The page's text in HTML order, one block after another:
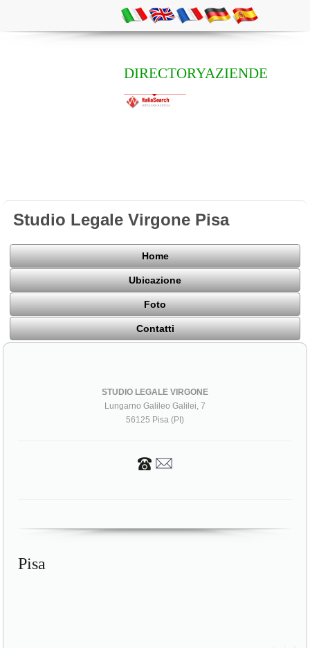
DIRECTORYAZIENDE
Studio Legale Virgone Pisa
Home
Ubicazione
Foto
Contatti
STUDIO LEGALE VIRGONE
Lungarno Galileo Galilei, 7
56125 Pisa (PI)
Pisa